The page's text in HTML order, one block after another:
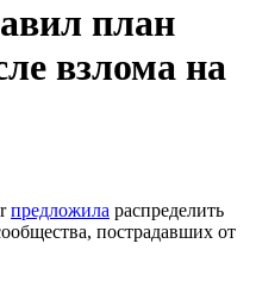
план
взлома на
предложила распределить
пострадавших от